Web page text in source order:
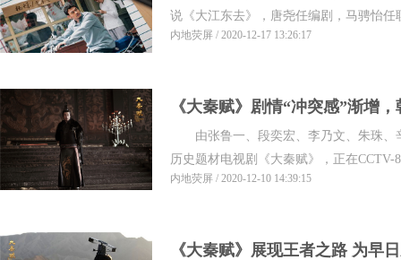
说《大江东去》，唐尧任编剧，马骋怡任
内地荧屏 / 2020-12-17 13:26:17
《大秦赋》剧情“冲突感”渐增
由张鲁一、段奕宏、李乃文、朱珠、
历史题材电视剧《大秦赋》，正在CCTV-
内地荧屏 / 2020-12-10 14:39:15
《大秦赋》展现王者之路 为早